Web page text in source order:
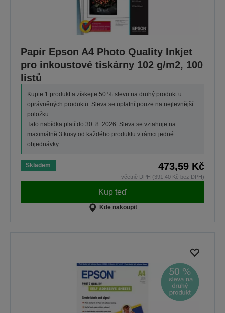
Papír Epson A4 Photo Quality Inkjet
pro inkoustové tiskárny 102 g/m2, 100
listů
Kupte 1 produkt a získejte 50 % slevu na druhý produkt u
oprávněných produktů. Sleva se uplatní pouze na nejlevnější
položku.
Tato nabídka platí do 30. 8. 2026. Sleva se vztahuje na
maximálně 3 kusy od každého produktu v rámci jedné
objednávky.
Skladem 473,59 Kč
včetně DPH (391,40 Kč bez DPH)
Kup teď
Kde nakoupit